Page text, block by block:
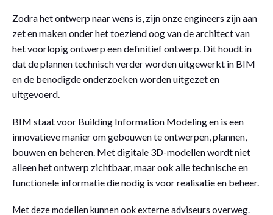
Zodra het ontwerp naar wens is, zijn onze engineers zijn aan
zet en maken onder het toeziend oog van de architect van
het voorlopig ontwerp een definitief ontwerp. Dit houdt in
dat de plannen technisch verder worden uitgewerkt in BIM
en de benodigde onderzoeken worden uitgezet en
uitgevoerd.
BIM staat voor Building Information Modeling en is een
innovatieve manier om gebouwen te ontwerpen, plannen,
bouwen en beheren. Met digitale 3D-modellen wordt niet
alleen het ontwerp zichtbaar, maar ook alle technische en
functionele informatie die nodig is voor realisatie en beheer.
Met deze modellen kunnen ook externe adviseurs overweg.